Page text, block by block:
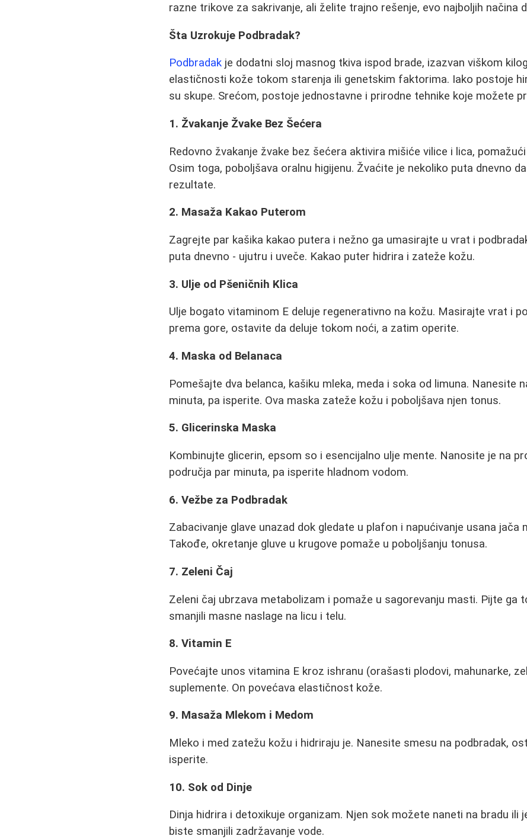
razne trikove za sakrivanje, ali želite trajno rešenje, evo najboljih načina
Šta Uzrokuje Podbradak?
Podbradak je dodatni sloj masnog tkiva ispod brade, izazvan viškom
elastičnosti kože tokom starenja ili genetskim faktorima. Iako postoje
su skupe. Srećom, postoje jednostavne i prirodne tehnike koje možete
1. Žvakanje Žvake Bez Šećera
Redovno žvakanje žvake bez šećera aktivira mišiće vilice i lica,
Osim toga, poboljšava oralnu higijenu. Žvaćite je nekoliko puta dnevno
rezultate.
2. Masaža Kakao Puterom
Zagrejte par kašika kakao putera i nežno ga umasirajte u vrat i
puta dnevno - ujutru i uveče. Kakao puter hidrira i zateže kožu.
3. Ulje od Pšeničnih Klica
Ulje bogato vitaminom E deluje regenerativno na kožu. Masirajte vrat i
prema gore, ostavite da deluje tokom noći, a zatim operite.
4. Maska od Belanaca
Pomešajte dva belanca, kašiku mleka, meda i soka od limuna. Nanesite
minuta, pa isperite. Ova maska zateže kožu i poboljšava njen tonus.
5. Glicerinska Maska
Kombinujte glicerin, epsom so i esencijalno ulje mente. Nanosite je na
područja par minuta, pa isperite hladnom vodom.
6. Vežbe za Podbradak
Zabacivanje glave unazad dok gledate u plafon i napućivanje usana jača
Takođe, okretanje gluve u krugove pomaže u poboljšanju tonusa.
7. Zeleni Čaj
Zeleni čaj ubrzava metabolizam i pomaže u sagorevanju masti. Pijte ga
smanjili masne naslage na licu i telu.
8. Vitamin E
Povećajte unos vitamina E kroz ishranu (orašasti plodovi, mahunarke,
suplemente. On povećava elastičnost kože.
9. Masaža Mlekom i Medom
Mleko i med zatežu kožu i hidriraju je. Nanesite smesu na podbradak,
isperite.
10. Sok od Dinje
Dinja hidrira i detoxikuje organizam. Njen sok možete naneti na bradu ili
biste smanjili zadržavanje vode.